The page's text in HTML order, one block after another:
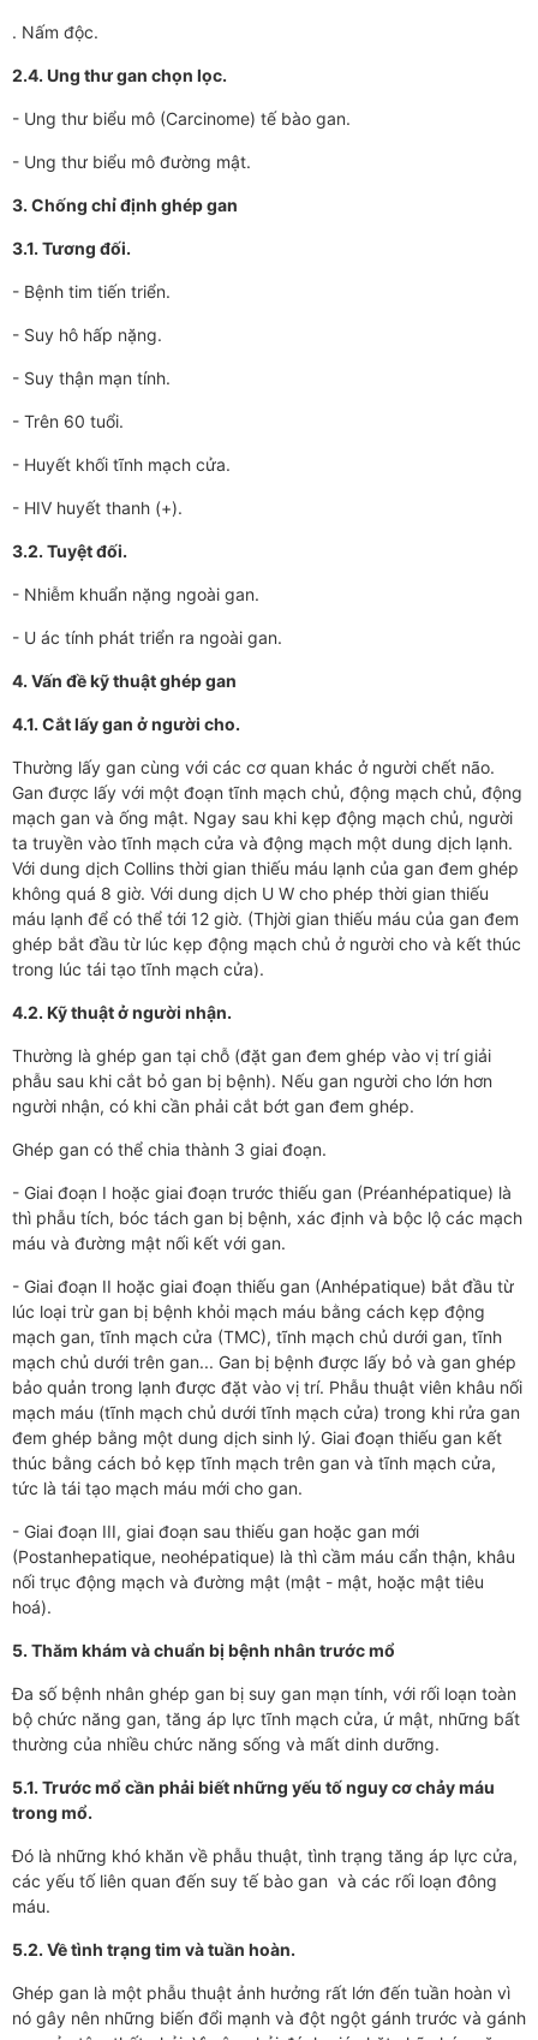
. Nấm độc.
2.4. Ung thư gan chọn lọc.
- Ung thư biểu mô (Carcinome) tế bào gan.
- Ung thư biểu mô đường mật.
3. Chống chỉ định ghép gan
3.1. Tương đối.
- Bệnh tim tiến triển.
- Suy hô hấp nặng.
- Suy thận mạn tính.
- Trên 60 tuổi.
- Huyết khối tĩnh mạch cửa.
- HIV huyết thanh (+).
3.2. Tuyệt đối.
- Nhiễm khuẩn nặng ngoài gan.
- U ác tính phát triển ra ngoài gan.
4. Vấn đề kỹ thuật ghép gan
4.1. Cắt lấy gan ở người cho.
Thường lấy gan cùng với các cơ quan khác ở người chết não.
Gan được lấy với một đoạn tĩnh mạch chủ, động mạch chủ, động
mạch gan và ống mật. Ngay sau khi kẹp động mạch chủ, người
ta truyền vào tĩnh mạch cửa và động mạch một dung dịch lạnh.
Với dung dịch Collins thời gian thiếu máu lạnh của gan đem ghép
không quá 8 giờ. Với dung dịch U W cho phép thời gian thiếu
máu lạnh để có thể tới 12 giờ. (Thjời gian thiếu máu của gan đem
ghép bắt đầu từ lúc kẹp động mạch chủ ở người cho và kết thúc
trong lúc tái tạo tĩnh mạch cửa).
4.2. Kỹ thuật ở người nhận.
Thường là ghép gan tại chỗ (đặt gan đem ghép vào vị trí giải
phẫu sau khi cắt bỏ gan bị bệnh). Nếu gan người cho lớn hơn
người nhận, có khi cần phải cắt bớt gan đem ghép.
Ghép gan có thể chia thành 3 giai đoạn.
- Giai đoạn I hoặc giai đoạn trước thiếu gan (Préanhépatique) là
thì phẫu tích, bóc tách gan bị bệnh, xác định và bộc lộ các mạch
máu và đường mật nối kết với gan.
- Giai đoạn II hoặc giai đoạn thiếu gan (Anhépatique) bắt đầu từ
lúc loại trừ gan bị bệnh khỏi mạch máu bằng cách kẹp động
mạch gan, tĩnh mạch cửa (TMC), tĩnh mạch chủ dưới gan, tĩnh
mạch chủ dưới trên gan... Gan bị bệnh được lấy bỏ và gan ghép
bảo quản trong lạnh được đặt vào vị trí. Phẫu thuật viên khâu nối
mạch máu (tĩnh mạch chủ dưới tĩnh mạch cửa) trong khi rửa gan
đem ghép bằng một dung dịch sinh lý. Giai đoạn thiếu gan kết
thúc bằng cách bỏ kẹp tĩnh mạch trên gan và tĩnh mạch cửa,
tức là tái tạo mạch máu mới cho gan.
- Giai đoạn III, giai đoạn sau thiếu gan hoặc gan mới
(Postanhepatique, neohépatique) là thì cầm máu cẩn thận, khâu
nối trục động mạch và đường mật (mật - mật, hoặc mật tiêu
hoá).
5. Thăm khám và chuẩn bị bệnh nhân trước mổ
Đa số bệnh nhân ghép gan bị suy gan mạn tính, với rối loạn toàn
bộ chức năng gan, tăng áp lực tĩnh mạch cửa, ứ mật, những bất
thường của nhiều chức năng sống và mất dinh dưỡng.
5.1. Trước mổ cần phải biết những yếu tố nguy cơ chảy máu
trong mổ.
Đó là những khó khăn về phẫu thuật, tình trạng tăng áp lực cửa,
các yếu tố liên quan đến suy tế bào gan và các rối loạn đông
máu.
5.2. Về tình trạng tim và tuần hoàn.
Ghép gan là một phẫu thuật ảnh hưởng rất lớn đến tuần hoàn vì
nó gây nên những biến đổi mạnh và đột ngột gánh trước và gánh